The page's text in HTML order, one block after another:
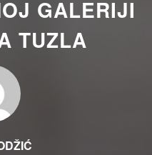
GALERIJI
TUZLA